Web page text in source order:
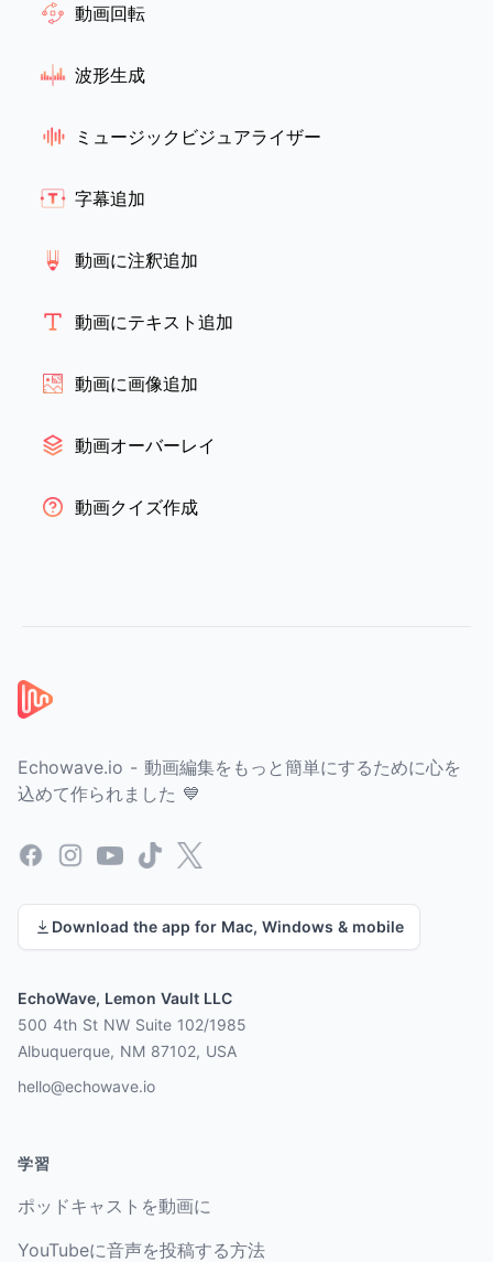
動画回転
波形生成
ミュージックビジュアライザー
字幕追加
動画に注釈追加
動画にテキスト追加
動画に画像追加
動画オーバーレイ
動画クイズ作成
Echowave.io - 動画編集をもっと簡単にするために心を
込めて作られました 💙
Facebook
InstagramYouTubeTikTok
X
Download the app for Mac, Windows & mobile
EchoWave, Lemon Vault LLC
500 4th St NW Suite 102/1985
Albuquerque, NM 87102, USA
hello@echowave.io
学習
ポッドキャストを動画に
YouTubeに音声を投稿する方法